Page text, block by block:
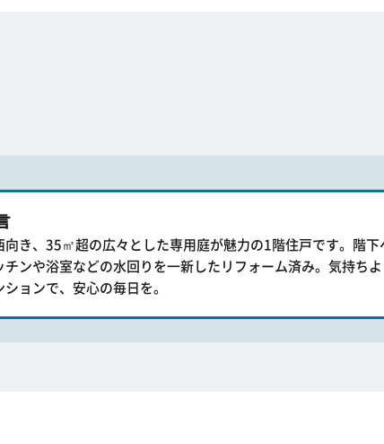
向き、35㎡超の広々とした専用庭が魅力の1階住戸です。階
チンや浴室などの水回りを一新したリフォーム済み。気持ち
ョンで、安心の毎日を。